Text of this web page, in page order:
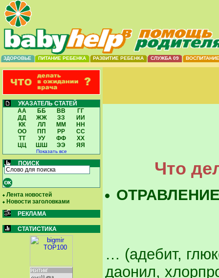
ЗДОРОВЬЕ ПИТАНИЕ РЕБЕНКА РАЗВИТИЕ РЕБЕНКА СЛУЖБА 09 ВОСПИТАНИЕ
УКАЗАТЕЛЬ СТАТЕЙ
АА
ББ ВВ
ГГ
ДД
ЖЖ ЗЗ
ИИ
КК
ЛЛ ММ
НН
ОО
ПП РР
СС
ТТ
УУ ФФ
ХХ
ЦЦ
ШШ ЭЭ ЯЯ
Показать все
ПОИСК
Лента новостей
Новости заголовками
РЕКЛАМА
СТАТИСТИКА
Что
… (адебит,
даонил,